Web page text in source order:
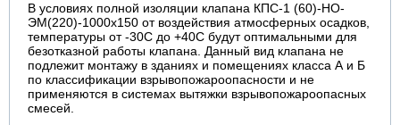
В условиях полной изоляции клапана КПС-1 (60)-НО-
ЭМ(220)-1000х150 от воздействия атмосферных осадков,
температуры от -30С до +40С будут оптимальными для
безотказной работы клапана. Данный вид клапана не
подлежит монтажу в зданиях и помещениях класса А и Б
по классификации взрывопожароопасности и не
применяются в системах вытяжки взрывопожароопасных
смесей.